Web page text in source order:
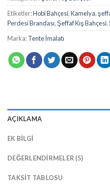
Etiketler:Hobi Bahçesi,Kamelya,
Perdesi Brandası,Şeffaf Kış Bahçesi,
Marka:Tente İmalatı
AÇIKLAMA
EK BILGI
DEĞERLENDIRMELER (5)
TAKSIT TABLOSU